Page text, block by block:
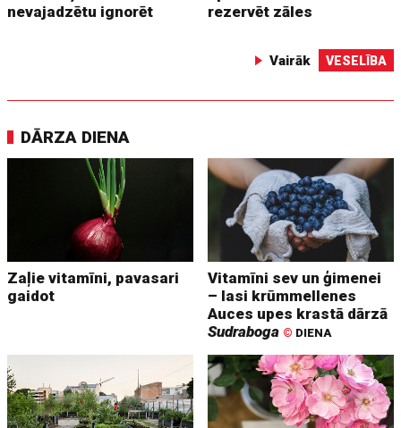
nevajadzētu ignorēt
rezervēt zāles
Vairāk VESELĪBA
DĀRZA DIENA
Zaļie vitamīni, pavasari
gaidot
Vitamīni sev un ģimenei
– lasi krūmmellenes
Auces upes krastā dārzā
Sudraboga © DIENA